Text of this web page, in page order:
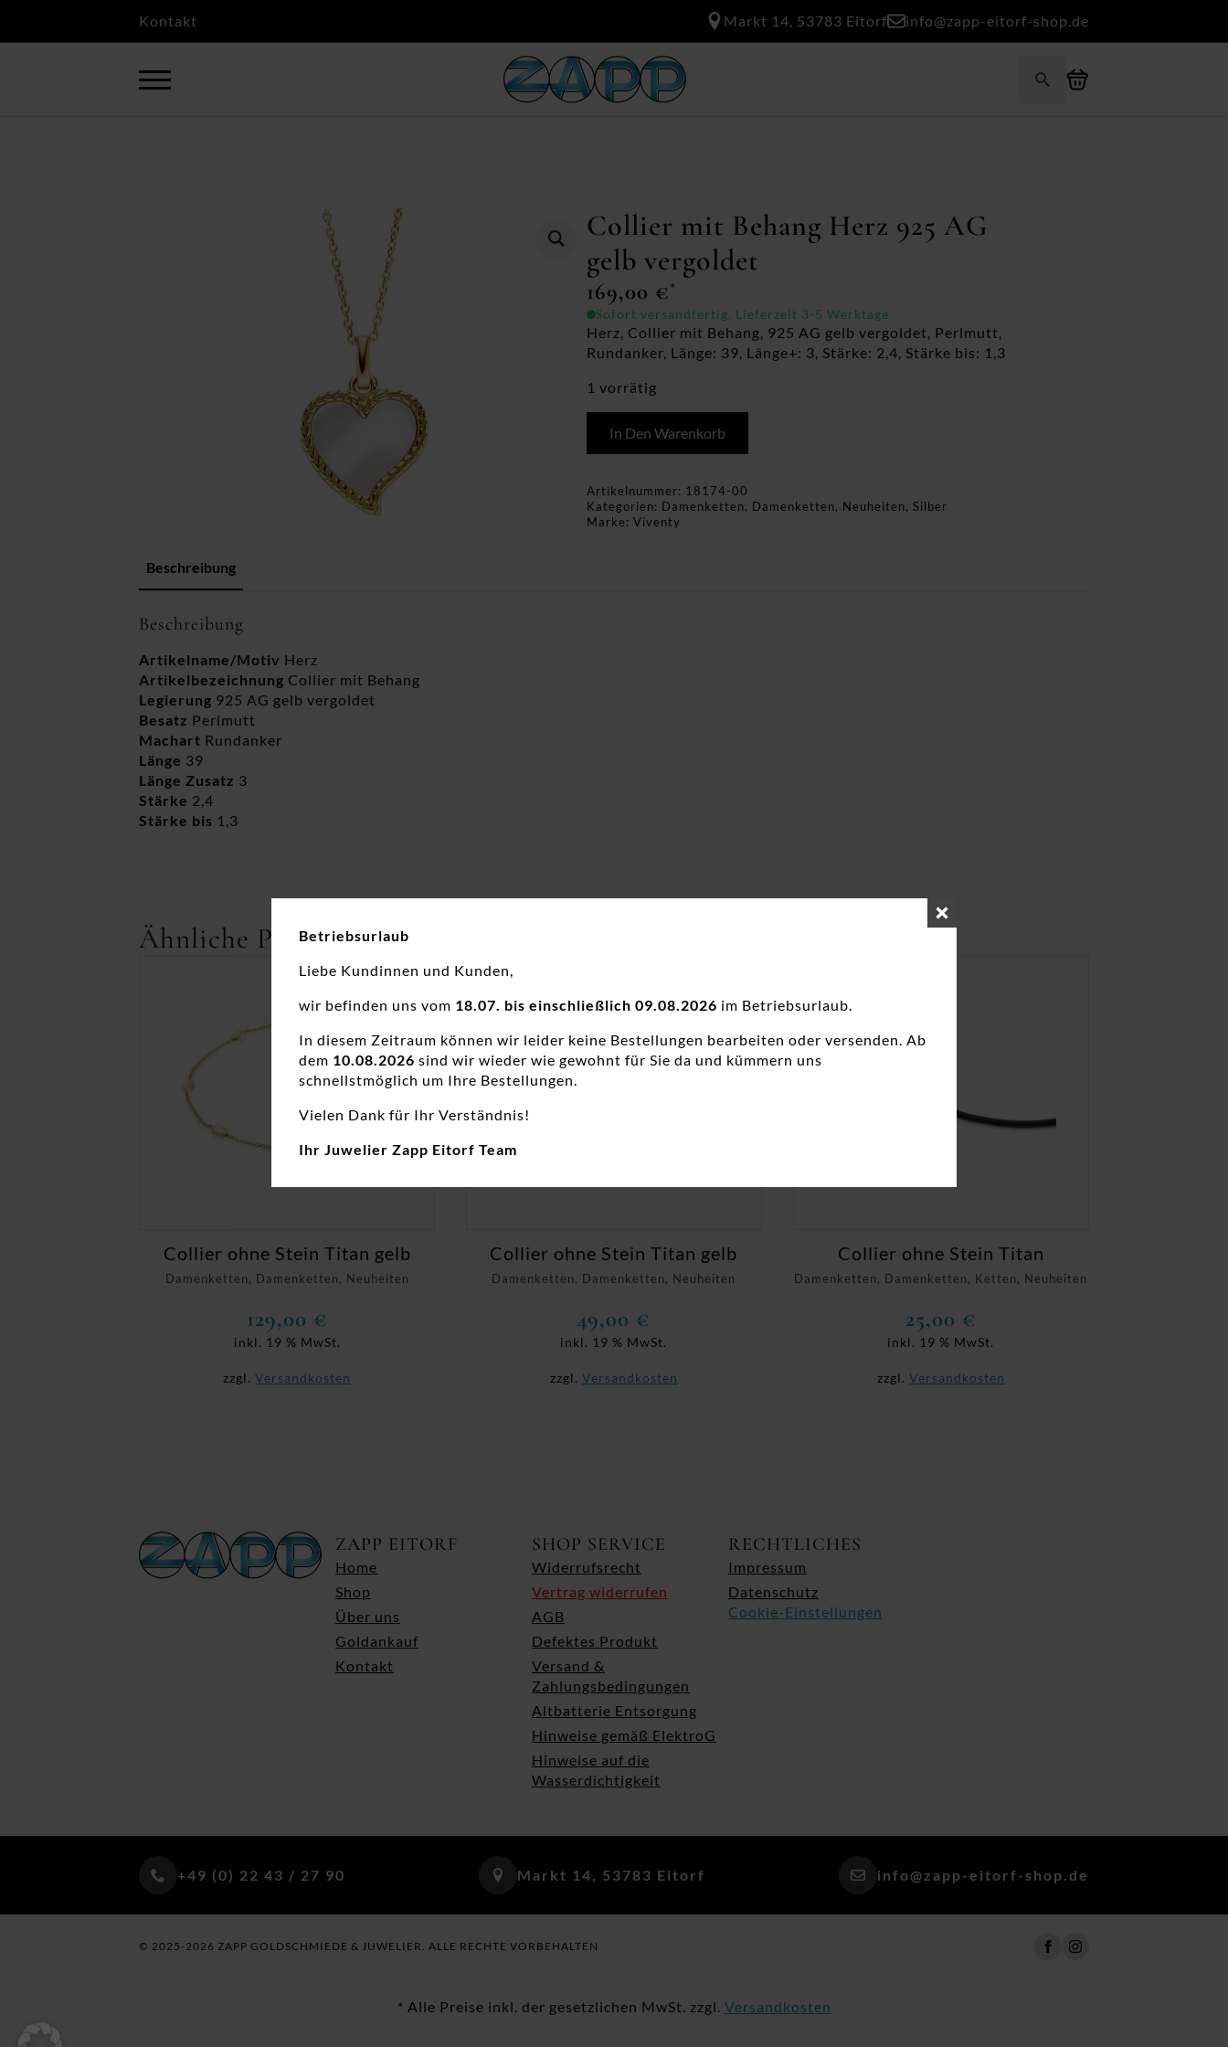
Kontakt Markt 14, 53783 Eitorf info@zapp-eitorf-shop.de
Collier mit Behang Herz 925 AG
gelb vergoldet
169,00 €*
Sofort versandfertig, Lieferzeit 3-5 Werktage
Herz, Collier mit Behang, 925 AG gelb vergoldet, Perlmutt,
Rundanker, Länge: 39, Länge+: 3, Stärke: 2,4, Stärke bis: 1,3
1 vorrätig
In Den Warenkorb
Artikelnummer: 18174-00
Kategorien: Damenketten, Damenketten, Neuheiten, Silber
Marke: Viventy
Beschreibung
Beschreibung
Artikelname/Motiv Herz
Artikelbezeichnung Collier mit Behang
Legierung 925 AG gelb vergoldet
Besatz Perlmutt
Machart Rundanker
Länge 39
Länge Zusatz 3
Stärke 2,4
Stärke bis 1,3
Ähnliche Produkte
Damenketten, Damenketten, Neuheiten
Collier ohne Stein Titan gelb
129,00 €
inkl. 19 % MwSt.
zzgl.Versandkosten
Damenketten, Damenketten, Neuheiten
Collier ohne Stein Titan gelb
49,00 €
inkl. 19 % MwSt.
zzgl. Versandkosten
Damenketten, Damenketten, Ketten, Neuheiten
Collier ohne Stein Titan
25,00 €
inkl. 19 % MwSt.
zzgl. Versandkosten
ZAPP EITORF
Home
Shop
Über uns
Goldankauf
Kontakt
SHOP SERVICE
Widerrufsrecht
Vertrag widerrufen
AGB
Defektes Produkt
Versand &
Zahlungsbedingungen
Altbatterie Entsorgung
Hinweise gemäß ElektroG
Hinweise auf die
Wasserdichtigkeit
RECHTLICHES
Impressum
Datenschutz
Cookie-Einstellungen
+49 (0) 22 43 / 27 90 Markt 14, 53783 Eitorf info@zapp-eitorf-shop.de
© 2025-2026 ZAPP GOLDSCHMIEDE & JUWELIER. ALLE RECHTE VORBEHALTEN
* Alle Preise inkl. der gesetzlichen MwSt. zzgl. Versandkosten
Betriebsurlaub
Liebe Kundinnen und Kunden,
wir befinden uns vom 18.07. bis einschließlich 09.08.2026 im Betriebsurlaub.
In diesem Zeitraum können wir leider keine Bestellungen bearbeiten oder versenden. Ab
dem 10.08.2026 sind wir wieder wie gewohnt für Sie da und kümmern uns
schnellstmöglich um Ihre Bestellungen.
Vielen Dank für Ihr Verständnis!
Ihr Juwelier Zapp Eitorf Team